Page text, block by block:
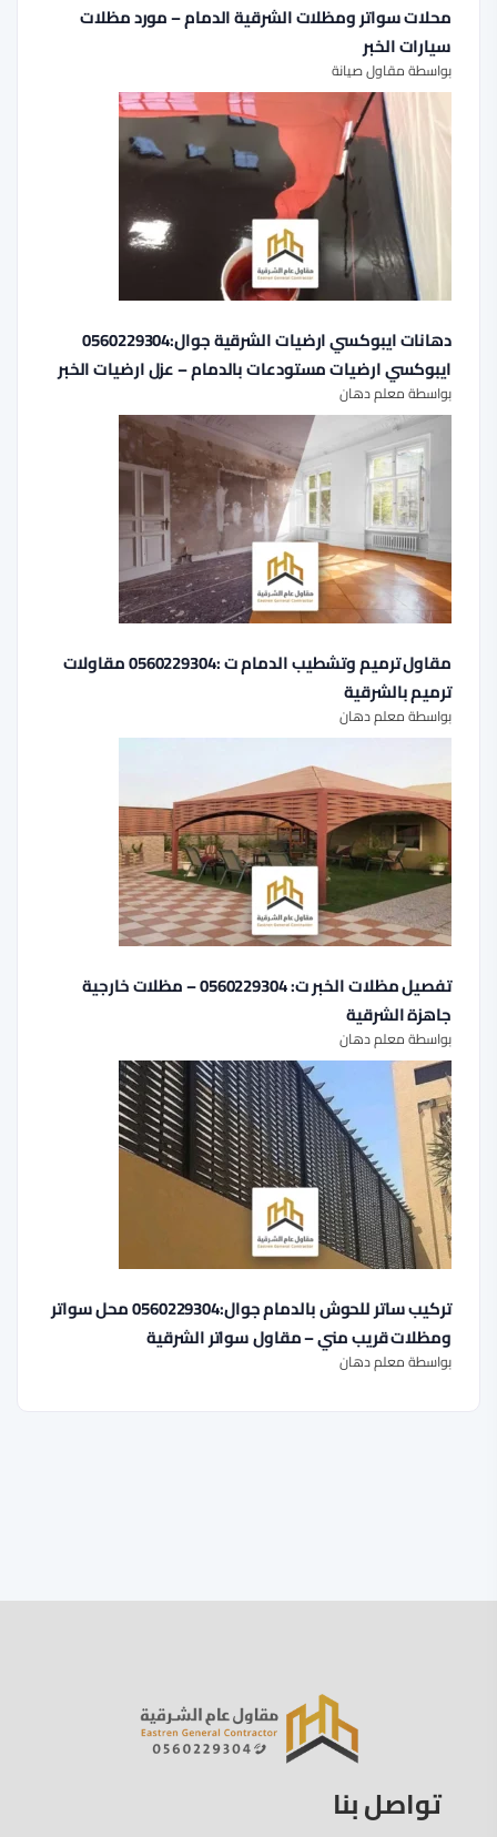
محلات سواتر ومظلات الشرقية الدمام – مورد مظلات
سيارات الخبر
بواسطة مقاول صيانة
دهانات ايبوكسي ارضيات الشرقية جوال:0560229304
ايبوكسي ارضيات مستودعات بالدمام – عزل ارضيات الخبر
بواسطة معلم دهان
مقاول ترميم وتشطيب الدمام ت :0560229304 مقاولات
ترميم بالشرقية
بواسطة معلم دهان
تفصيل مظلات الخبر ت: 0560229304 – مظلات خارجية
جاهزة الشرقية
بواسطة معلم دهان
تركيب ساتر للحوش بالدمام جوال:0560229304 محل سواتر
ومظلات قريب مني – مقاول سواتر الشرقية
بواسطة معلم دهان
تواصل بنا